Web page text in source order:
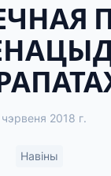
2018 г.
Навіны